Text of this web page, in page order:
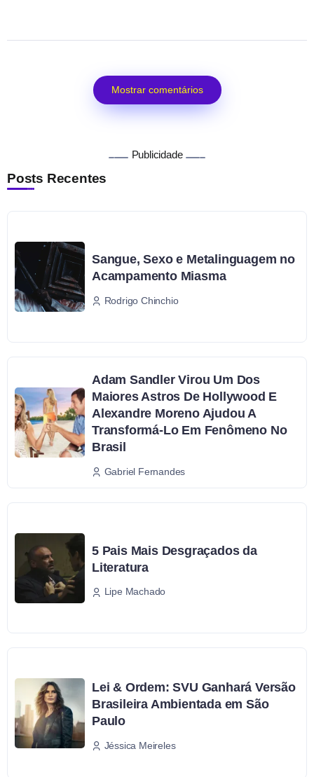
Mostrar comentários
Publicidade
Posts Recentes
Sangue, Sexo e Metalinguagem no
Acampamento Miasma
Rodrigo Chinchio
Adam Sandler Virou Um Dos
Maiores Astros De Hollywood E
Alexandre Moreno Ajudou A
Transformá-Lo Em Fenômeno No
Brasil
Gabriel Fernandes
5 Pais Mais Desgraçados da
Literatura
Lipe Machado
Lei & Ordem: SVU Ganhará Versão
Brasileira Ambientada em São
Paulo
Jéssica Meireles